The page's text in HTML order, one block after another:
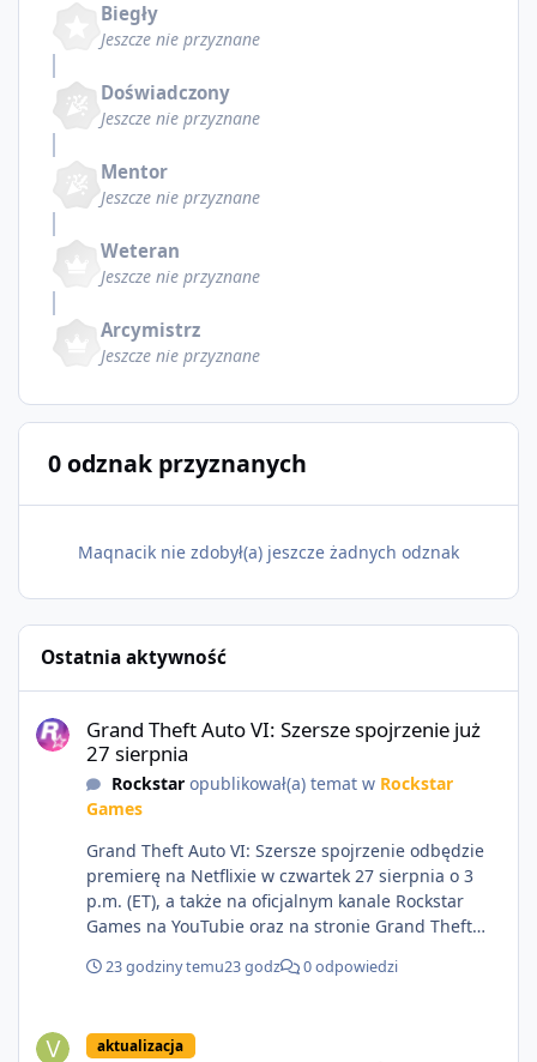
Biegły
Jeszcze nie przyznane
Doświadczony
Jeszcze nie przyznane
Mentor
Jeszcze nie przyznane
Weteran
Jeszcze nie przyznane
Arcymistrz
Jeszcze nie przyznane
0 odznak przyznanych
Maqnacik nie zdobył(a) jeszcze żadnych odznak
Ostatnia aktywność
Grand Theft Auto VI: Szersze spojrzenie już
27 sierpnia
Rockstaropublikował(a) temat w Rockstar
Games
Grand Theft Auto VI: Szersze spojrzenie odbędzie
premierę na Netflixie w czwartek 27 sierpnia o 3
p.m. (ET), a także na oficjalnym kanale Rockstar
Games na YouTubie oraz na stronie Grand Theft
https://netflix.com/GTAVI Grand Theft Auto VI
https://www.rockstargames.com/VI.
23 godziny temu23 godz 0 odpowiedzi
aktualizacja